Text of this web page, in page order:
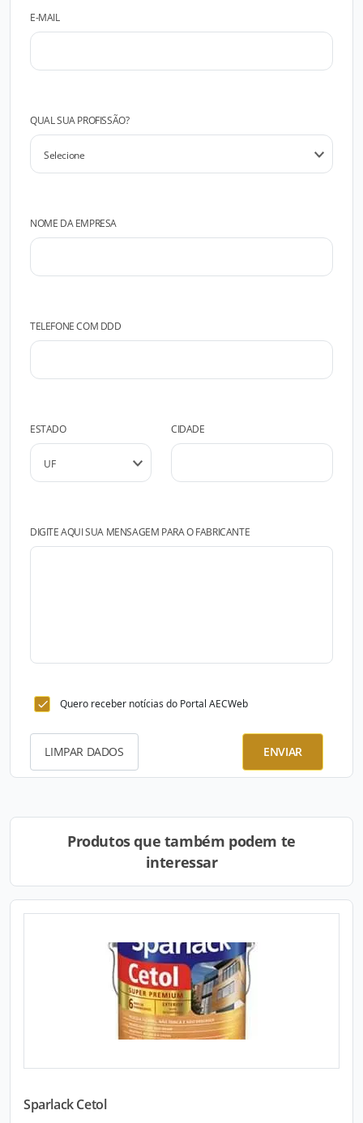
E-MAIL
QUAL SUA PROFISSÃO?
NOME DA EMPRESA
TELEFONE COM DDD
ESTADO CIDADE
DIGITE AQUI SUA MENSAGEM PARA O FABRICANTE
Quero receber notícias do Portal AECWeb
LIMPAR DADOS ENVIAR
Produtos que também podem te
interessar
Sparlack Cetol